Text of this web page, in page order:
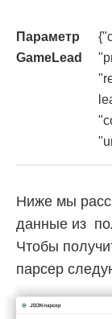
Параметр
GameLead
Ниже мы
данные из
Чтобы
парсер